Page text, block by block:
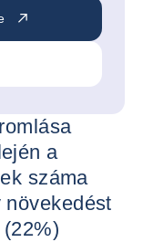
a
száma